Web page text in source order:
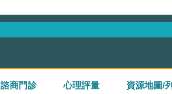
諮商門診 心理評量
資源地圖/